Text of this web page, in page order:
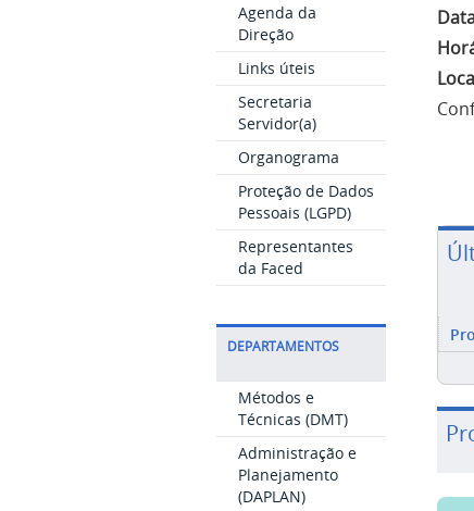
Agenda da
Direção
Links úteis
Secretaria
Servidor(a)
Organograma
Proteção de Dados
Pessoais (LGPD)
Representantes
da Faced
DEPARTAMENTOS
Métodos e
Técnicas (DMT)
Administração e
Planejamento
(DAPLAN)